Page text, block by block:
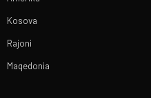
Kosova
Rajoni
Maqedonia